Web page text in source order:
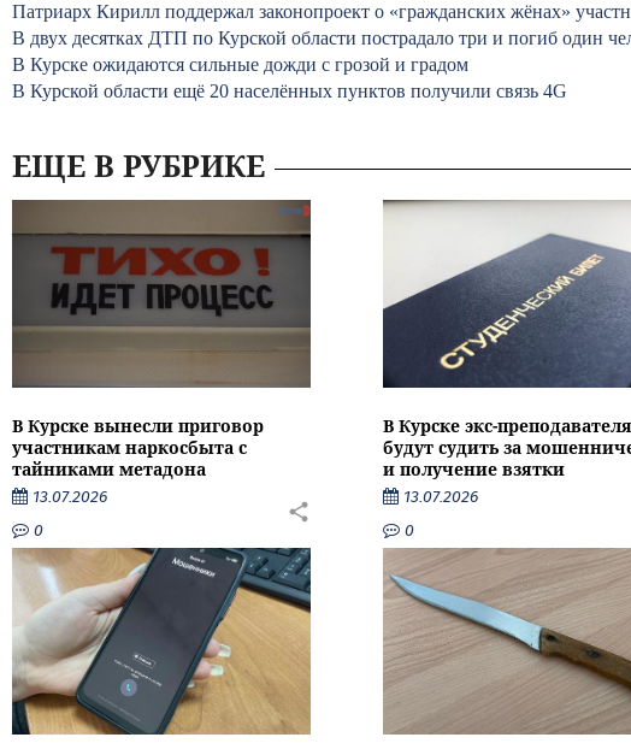
Патриарх Кирилл поддержал законопроект о «гражданских жёнах»
В двух десятках ДТП по Курской области пострадало три и погиб один
В Курске ожидаются сильные дожди с грозой и градом
В Курской области ещё 20 населённых пунктов получили связь 4G
ЕЩЕ В РУБРИКЕ
В Курске вынесли приговор
участникам наркосбыта с
тайниками метадона
13.07.2026
0
В Курске экс-
будут судить за
и получение взятки
13.07.2026
0